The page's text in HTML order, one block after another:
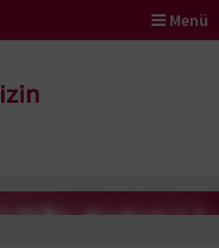
Menü